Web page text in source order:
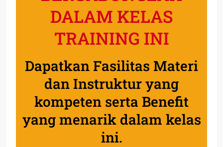
DALAM KELAS
TRAINING INI
Dapatkan Fasilitas Materi
dan Instruktur yang
kompeten serta Benefit
yang menarik dalam kelas
ini.